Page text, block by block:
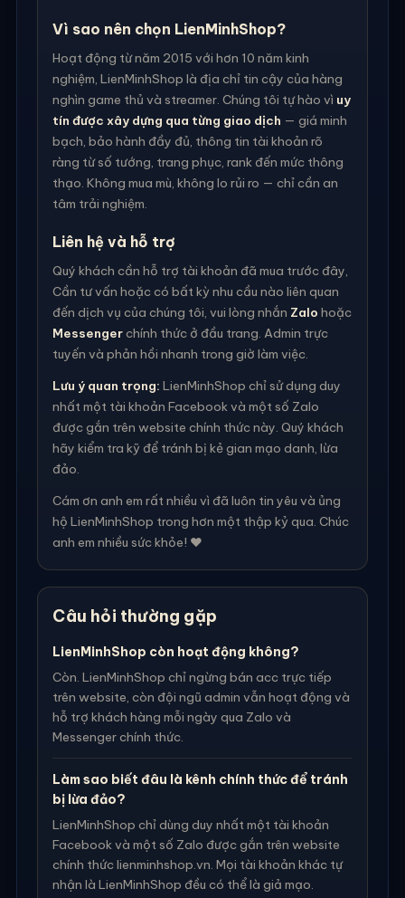
Vì sao nên chọn LienMinhShop?
Hoạt động từ năm 2015 với hơn 10 năm kinh
nghiệm, LienMinhShop là địa chỉ tin cậy của hàng
nghìn game thủ và streamer. Chúng tôi tự hào vì uy
tín được xây dựng qua từng giao dịch — giá minh
bạch, bảo hành đầy đủ, thông tin tài khoản rõ
ràng từ số tướng, trang phục, rank đến mức thông
thạo. Không mua mù, không lo rủi ro — chỉ cần an
tâm trải nghiệm.
Liên hệ và hỗ trợ
Quý khách cần hỗ trợ tài khoản đã mua trước đây,
Cần tư vấn hoặc có bất kỳ nhu cầu nào liên quan
đến dịch vụ của chúng tôi, vui lòng nhắn Zalo hoặc
Messengerchính thức ở đầu trang. Admin trực
tuyến và phản hồi nhanh trong giờ làm việc.
Lưu ý quan trọng: LienMinhShop chỉ sử dụng duy
nhất một tài khoản Facebook và một số Zalo
được gắn trên website chính thức này. Quý khách
hãy kiểm tra kỹ để tránh bị kẻ gian mạo danh, lừa
đảo.
Cám ơn anh em rất nhiều vì đã luôn tin yêu và ủng
hộ LienMinhShop trong hơn một thập kỷ qua. Chúc
anh em nhiều sức khỏe! ❤️
Câu hỏi thường gặp
LienMinhShop còn hoạt động không?
Còn. LienMinhShop chỉ ngừng bán acc trực tiếp
trên website, còn đội ngũ admin vẫn hoạt động và
hỗ trợ khách hàng mỗi ngày qua Zalo và
Messenger chính thức.
Làm sao biết đâu là kênh chính thức để tránh
bị lừa đảo?
LienMinhShop chỉ dùng duy nhất một tài khoản
Facebook và một số Zalo được gắn trên website
chính thức lienminhshop.vn. Mọi tài khoản khác tự
nhận là LienMinhShop đều có thể là giả mạo.